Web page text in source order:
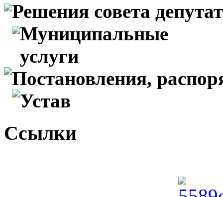
Решения совета
Муниципальные
услуги
Постановления,
Устав
Ссылки